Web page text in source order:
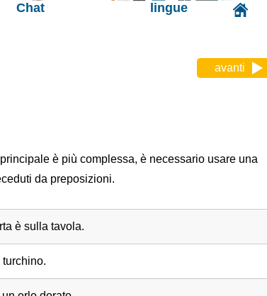
Chat lingue
avanti
è più complessa, è necessario usare una
da preposizioni.
è sulla tavola.